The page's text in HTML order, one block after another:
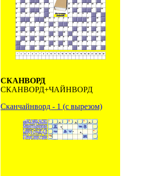
СКАНВОРД
СКАНВОРД+ЧАЙНВОРД
Сканчайнворд - 1 (с вырезом)